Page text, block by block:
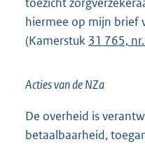
hiermee op mijn brief
(Kamerstuk 31 765,
Acties van de NZa
De overheid is
betaalbaarheid,